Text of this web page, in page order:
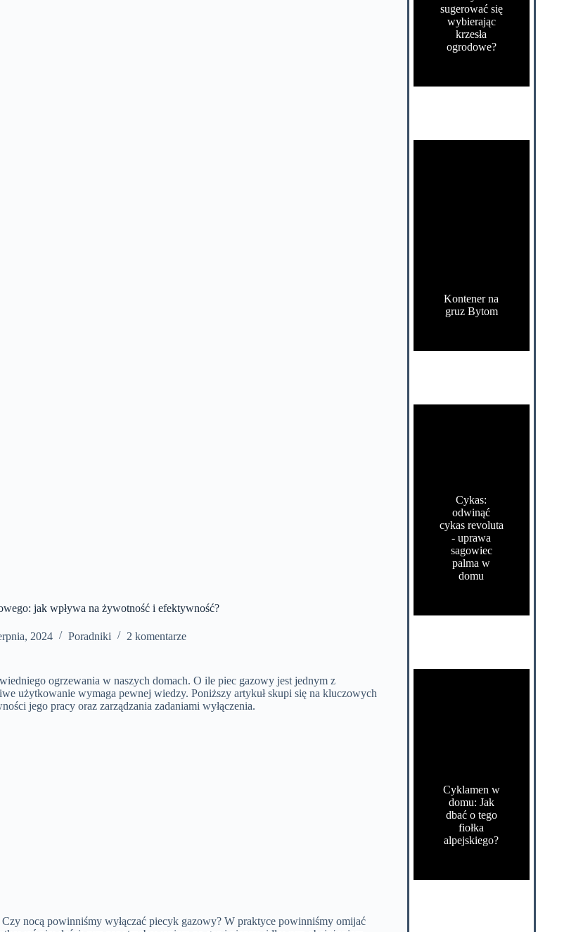
jak wpływa na żywotność i efektywność?
2024 Poradniki 2 komentarze
ogrzewania w naszych domach. O ile piec gazowy jest jednym z
użytkowanie wymaga pewnej wiedzy. Poniższy artykuł skupi się na kluczowych
jego pracy oraz zarządzania zadaniami wyłączenia.
Czy nocą powinniśmy wyłączać piecyk gazowy? W praktyce powinniśmy omijać
sugerować się
wybierając
krzesła
ogrodowe?
Kontener na
gruz Bytom
Cykas:
odwinąć
cykas revoluta
- uprawa
sagowiec
palma w
domu
Cyklamen w
domu: Jak
dbać o tego
fiołka
alpejskiego?